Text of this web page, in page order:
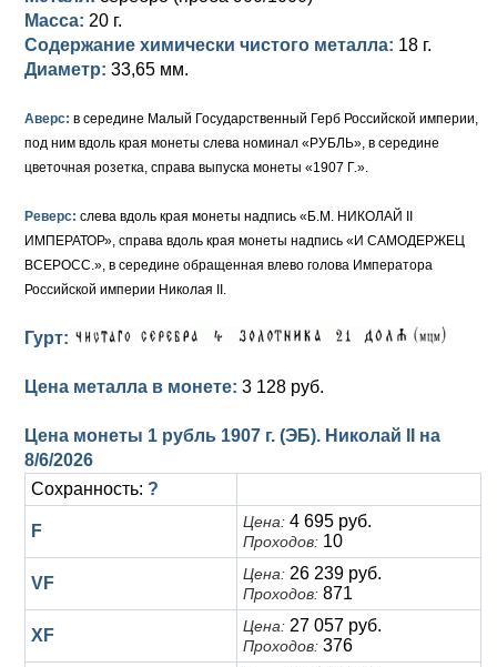
Русско-Польские
Для Польши
Памятные и донативные
Для Грузии
Для Польши
Медь
Серебро
Сибирские монеты
Для Молдавии и Валахии
Таврические монеты
Золото
Серебро
Медь
Для Пруссии
Ливонезы
Иоанн Антонович (1740-1741)
Анна Иоанновна (1730-1740)
Петр II (1727-1730)
Екатерина I (1725-1727)
Петр I (1682-1725)
Для Речи Посполитой
Масса: 20 г.
Содержание химически чистого металла: 18 г.
Диаметр: 33,65 мм.
Аверс: в середине Малый Государственный Герб Российской империи,
под ним вдоль края монеты слева номинал «РУБЛЬ», в середине
цветочная розетка, справа выпуска монеты «1907 Г.».
Реверс: слева вдоль края монеты надпись «Б.М. НИКОЛАЙ II
ИМПЕРАТОР», справа вдоль края монеты надпись «И САМОДЕРЖЕЦ
ВСЕРОСС.», в середине обращенная влево голова Императора
Российской империи Николая II.
Гурт:
Цена металла в монете: 3 128 руб.
Цена монеты 1 рубль 1907 г. (ЭБ). Николай II на
8/6/2026
Сохранность: ?
F Цена: 4 695 руб.
Проходов: 10
VF Цена: 26 239 руб.
Проходов: 871
XF Цена: 27 057 руб.
Проходов: 376